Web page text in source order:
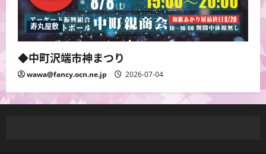
寿丸屋敷
◆中町沢端市神まつり
wawa@fancy.ocn.ne.jp 2026-07-04